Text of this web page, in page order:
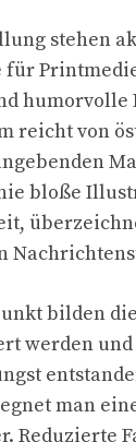
stehen
humorvolle
reicht von
bloße
bilden
werden
man
Reduzierte